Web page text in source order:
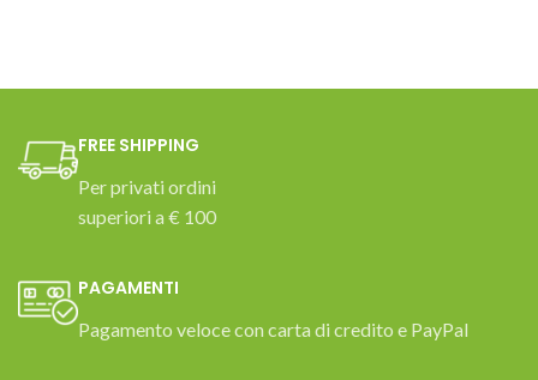
FREE SHIPPING
Per privati ordini
superiori a € 100
PAGAMENTI
Pagamento veloce con carta di credito e PayPal